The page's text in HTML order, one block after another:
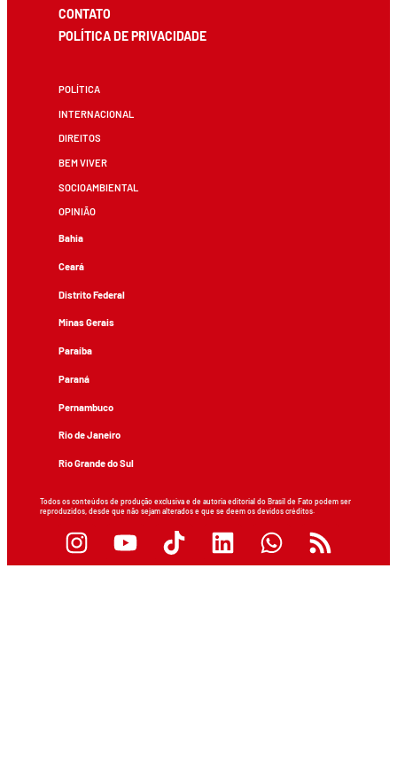
CONTATO
POLÍTICA DE PRIVACIDADE
POLÍTICA
INTERNACIONAL
DIREITOS
BEM VIVER
SOCIOAMBIENTAL
OPINIÃO
Bahia
Ceará
Distrito Federal
Minas Gerais
Paraíba
Paraná
Pernambuco
Rio de Janeiro
Rio Grande do Sul
Todos os conteúdos de produção exclusiva e de autoria editorial do Brasil de Fato podem ser
reproduzidos, desde que não sejam alterados e que se deem os devidos créditos.